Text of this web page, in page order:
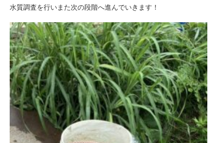
水質調査を行いまた次の段階へ進んでいきます！